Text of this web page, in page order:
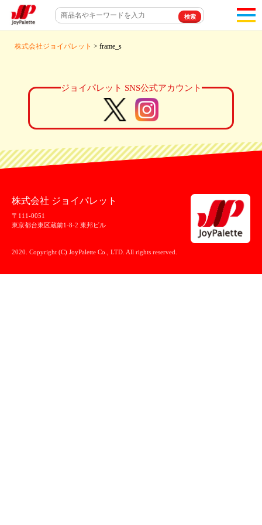
株式会社ジョイパレット > frame_s
ジョイパレット SNS公式アカウント
株式会社 ジョイパレット
〒111-0051
東京都台東区蔵前1-8-2 東邦ビル
2020. Copyright (C) JoyPalette Co., LTD. All rights reserved.